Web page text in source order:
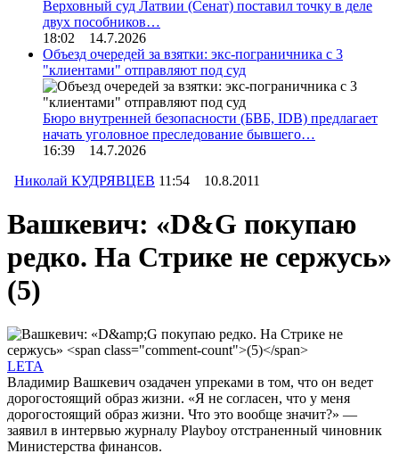
Верховный суд Латвии (Сенат) поставил точку в деле
двух пособников…
18:02 14.7.2026
Объезд очередей за взятки: экс-пограничника с 3
"клиентами" отправляют под суд
Бюро внутренней безопасности (БВБ, IDB) предлагает
начать уголовное преследование бывшего…
16:39 14.7.2026
Николай КУДРЯВЦЕВ 11:54 10.8.2011
Вашкевич: «D&G покупаю
редко. На Стрике не сержусь»
(5)
LETA
Владимир Вашкевич озадачен упреками в том, что он ведет
дорогостоящий образ жизни. «Я не согласен, что у меня
дорогостоящий образ жизни. Что это вообще значит?» —
заявил в интервью журналу Playboy отстраненный чиновник
Министерства финансов.